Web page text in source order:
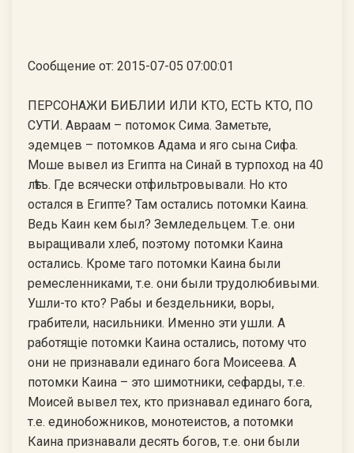
Сообщение от: 2015-07-05 07:00:01
ПЕРСОНАЖИ БИБЛИИ ИЛИ КТО, ЕСТЬ КТО, ПО
СУТИ. Авраам – потомок Сима. Заметьте,
эдемцев – потомков Адама и яго сына Сифа.
Моше вывел из Египта на Синай в турпоход на 40
лѣтъ. Где всячески отфильтровывали. Но кто
остался в Египте? Там остались потомки Каина.
Ведь Каин кем был? Земледельцем. Т.е. они
выращивали хлеб, поэтому потомки Каина
остались. Кроме таго потомки Каина были
ремесленниками, т.е. они были трудолюбивыми.
Ушли-то кто? Рабы и бездельники, воры,
грабители, насильники. Именно эти ушли. А
работящiе потомки Каина остались, потому что
они не признавали единаго бога Моисеева. А
потомки Каина – это шимотники, сефарды, т.е.
Моисей вывел тех, кто признавал единаго бога,
т.е. единобожников, монотеистов, а потомки
Каина признавали десять богов, т.е. они были